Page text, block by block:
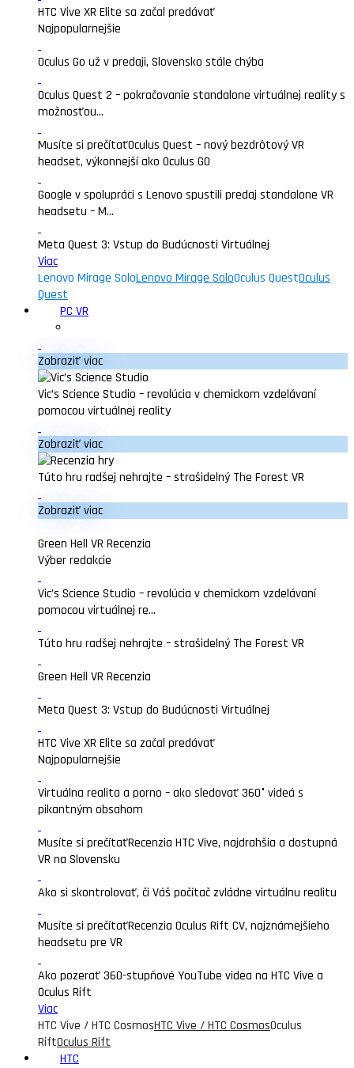
HTC Vive XR Elite sa začal predávať
Najpopularnejšie
Oculus Go už v predaji, Slovensko stále chýba
Oculus Quest 2 – pokračovanie standalone virtuálnej reality s
možnosťou...
Musíte si prečítaťOculus Quest – nový bezdrôtový VR
headset, výkonnejší ako Oculus GO
Google v spolupráci s Lenovo spustili predaj standalone VR
headsetu – M...
Meta Quest 3: Vstup do Budúcnosti Virtuálnej
Viac
Lenovo Mirage SoloLenovo Mirage SoloOculus QuestOculus
Quest
PC VR
Zobraziť viac
Vic’s Science Studio – revolúcia v chemickom vzdelávaní
pomocou virtuálnej reality
Zobraziť viac
Túto hru radšej nehrajte – strašidelný The Forest VR
Zobraziť viac
Green Hell VR Recenzia
Výber redakcie
Vic’s Science Studio – revolúcia v chemickom vzdelávaní
pomocou virtuálnej re...
Túto hru radšej nehrajte – strašidelný The Forest VR
Green Hell VR Recenzia
Meta Quest 3: Vstup do Budúcnosti Virtuálnej
HTC Vive XR Elite sa začal predávať
Najpopularnejšie
Virtuálna realita a porno – ako sledovať 360° videá s
pikantným obsahom
Musíte si prečítaťRecenzia HTC Vive, najdrahšia a dostupná
VR na Slovensku
Ako si skontrolovať, či Váš počítač zvládne virtuálnu realitu
Musíte si prečítaťRecenzia Oculus Rift CV, najznámejšieho
headsetu pre VR
Ako pozerať 360-stupňové YouTube videa na HTC Vive a
Oculus Rift
Viac
HTC Vive / HTC CosmosHTC Vive / HTC CosmosOculus
RiftOculus Rift
HTC